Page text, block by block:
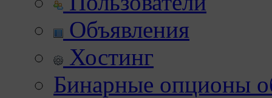
Объявления
Хостинг
Бинарные опционы